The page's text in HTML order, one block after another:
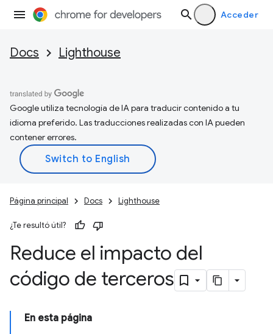
Acceder
Docs Lighthouse
Google utiliza tecnología de IA para traducir contenido a tu
idioma preferido. Las traducciones realizadas con IA pueden
contener errores.
Página principal Docs Lighthouse
¿Te resultó útil?
Reduce el impacto del
código de terceros
En esta página